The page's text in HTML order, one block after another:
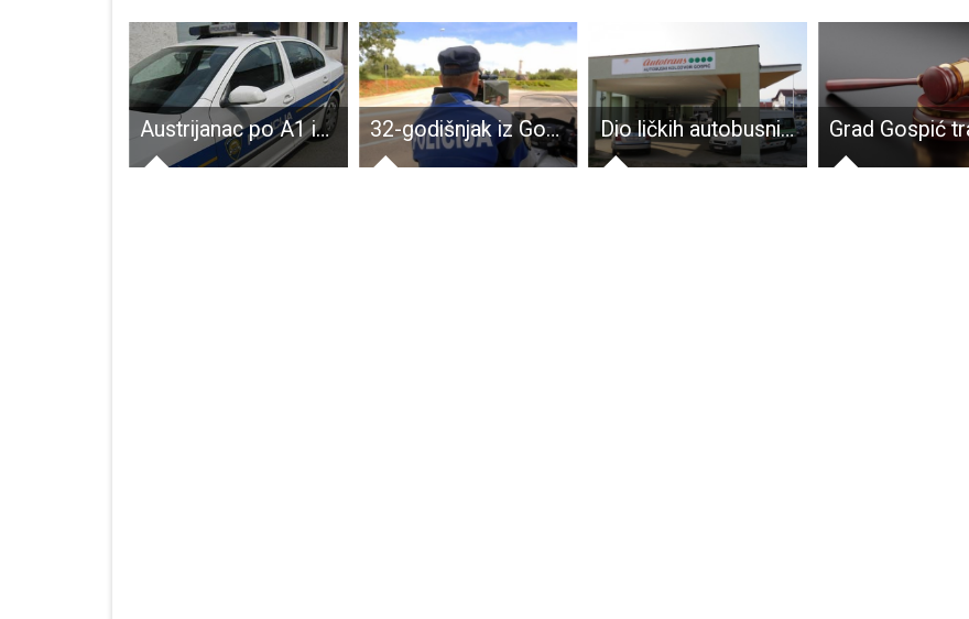
Austrijanac po A1 između Jadove i Zira jurio 242 km/h 32-godišnjak iz Gospića po A1 vozio sa skoro dva promila alkohola u krvi Dio ličkih autobusnih prijevoznika u njemačkim rukama!!!